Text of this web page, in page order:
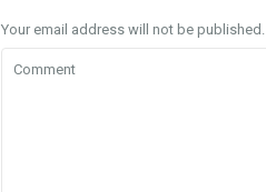
Your email address will not be published.